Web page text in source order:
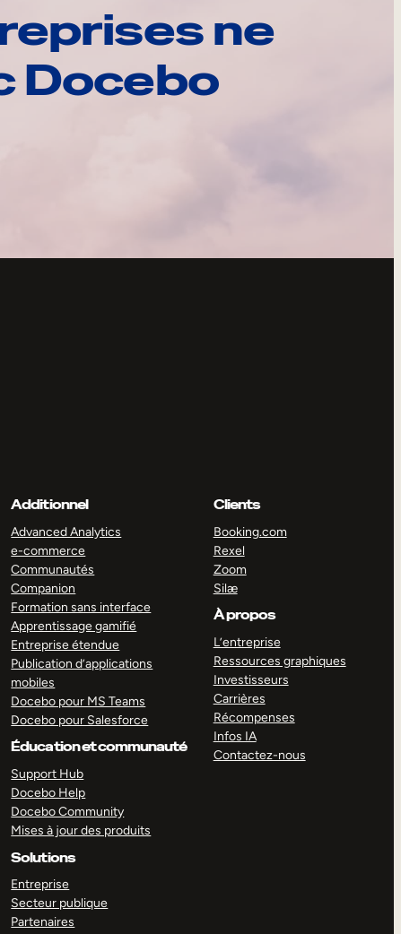
ne
Docebo
Additionnel
Advanced Analytics
e-commerce
Communautés
Companion
Formation sans interface
Apprentissage gamifié
Entreprise étendue
Publication d’applications
mobiles
Docebo pour MS Teams
Docebo pour Salesforce
Éducation et communauté
Support Hub
Docebo Help
Docebo Community
Mises à jour des produits
Solutions
Entreprise
Secteur publique
Partenaires
Clients
Booking.com
Rexel
Zoom
Silæ
À propos
L’entreprise
Ressources graphiques
Investisseurs
Carrières
Récompenses
Infos IA
Contactez-nous